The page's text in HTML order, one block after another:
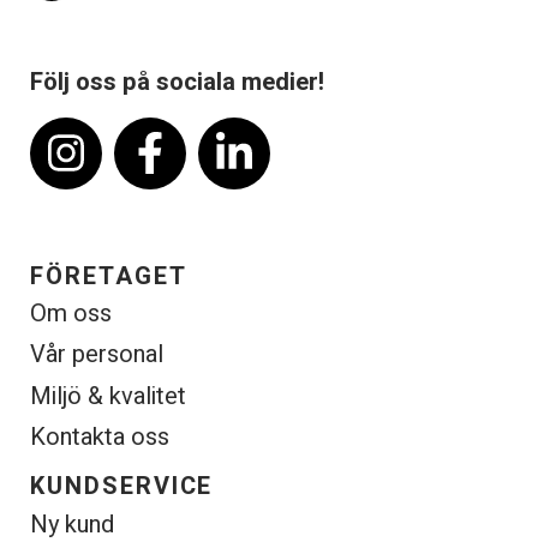
Följ oss på sociala medier!
FÖRETAGET
Om oss
Vår personal
Miljö & kvalitet
Kontakta oss
KUNDSERVICE
Ny kund